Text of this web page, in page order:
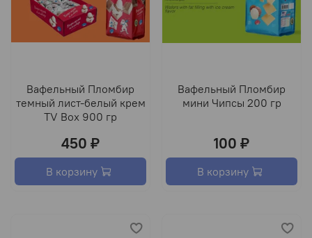
Вафельный Пломбир
темный лист-белый крем
TV Box 900 гр
450 ₽
В корзину
Вафельный Пломбир
мини Чипсы 200 гр
100 ₽
В корзину